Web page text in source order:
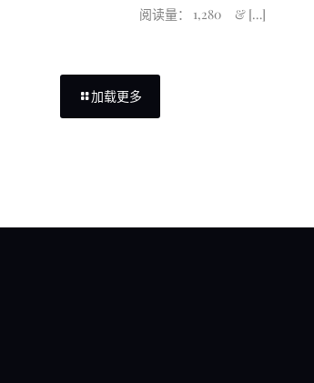
阅读量： 1,280 &[…]
加载更多